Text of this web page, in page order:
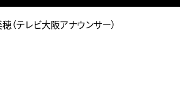
（テレビ大阪アナウンサー）